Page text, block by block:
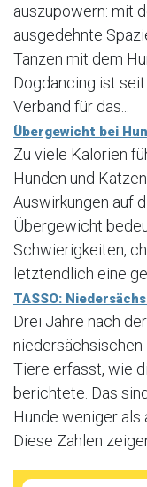
auszupowern: mit
ausgedehnte
Tanzen mit dem
Dogdancing ist
Verband für das...
Übergewicht bei
Zu viele Kalorien
Hunden und
Auswirkungen auf
Übergewicht
Schwierigkeiten,
letztendlich eine
TASSO:
Drei Jahre nach
Tiere erfasst, wie
berichtete. Das
Hunde weniger als
Diese Zahlen